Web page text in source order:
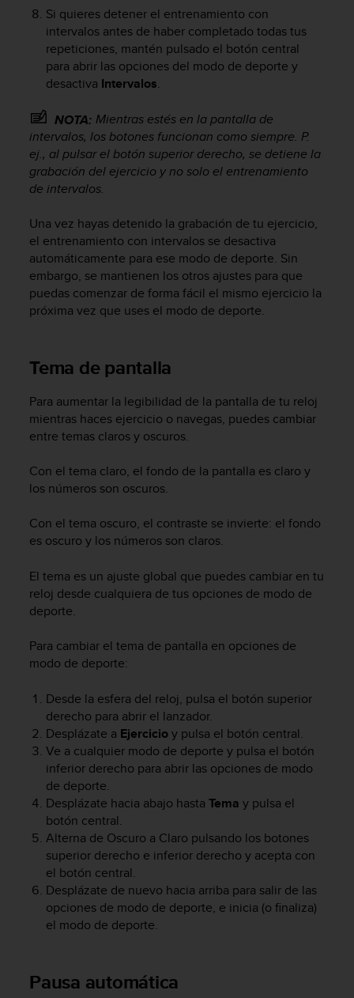
Si quieres detener el entrenamiento con
intervalos antes de haber completado todas tus
repeticiones, mantén pulsado el botón central
para abrir las opciones del modo de deporte y
desactiva Intervalos.
NOTA: Mientras estés en la pantalla de
intervalos, los botones funcionan como siempre. P.
ej., al pulsar el botón superior derecho, se detiene la
grabación del ejercicio y no solo el entrenamiento
de intervalos.
Una vez hayas detenido la grabación de tu ejercicio,
el entrenamiento con intervalos se desactiva
automáticamente para ese modo de deporte. Sin
embargo, se mantienen los otros ajustes para que
puedas comenzar de forma fácil el mismo ejercicio la
próxima vez que uses el modo de deporte.
Tema de pantalla
Para aumentar la legibilidad de la pantalla de tu reloj
mientras haces ejercicio o navegas, puedes cambiar
entre temas claros y oscuros.
Con el tema claro, el fondo de la pantalla es claro y
los números son oscuros.
Con el tema oscuro, el contraste se invierte: el fondo
es oscuro y los números son claros.
El tema es un ajuste global que puedes cambiar en tu
reloj desde cualquiera de tus opciones de modo de
deporte.
Para cambiar el tema de pantalla en opciones de
modo de deporte:
Desde la esfera del reloj, pulsa el botón superior
derecho para abrir el lanzador.
Desplázate a Ejercicioy pulsa el botón central.
Ve a cualquier modo de deporte y pulsa el botón
inferior derecho para abrir las opciones de modo
de deporte.
Desplázate hacia abajo hasta Tema y pulsa el
botón central.
Alterna de Oscuro a Claro pulsando los botones
superior derecho e inferior derecho y acepta con
el botón central.
Desplázate de nuevo hacia arriba para salir de las
opciones de modo de deporte, e inicia (o finaliza)
el modo de deporte.
Pausa automática